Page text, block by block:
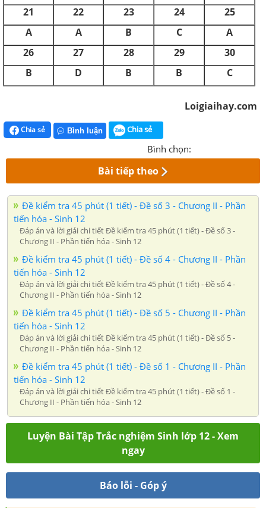
21
22 23 24
25
A
A B C
A
26
27 28 29
30
B
D B B C
Loigiaihay.com
Chia sẻ Bình luận Chia sẻ
Bình chọn:
Bài tiếp theo
Đề kiểm tra 45 phút (1 tiết) - Đề số 3 - Chương II - Phần
tiến hóa - Sinh 12
Đáp án và lời giải chi tiết Đề kiểm tra 45 phút (1 tiết) - Đề số 3 -
Chương II - Phần tiến hóa - Sinh 12
Đề kiểm tra 45 phút (1 tiết) - Đề số 4 - Chương II - Phần
tiến hóa - Sinh 12
Đáp án và lời giải chi tiết Đề kiểm tra 45 phút (1 tiết) - Đề số 4 -
Chương II - Phần tiến hóa - Sinh 12
Đề kiểm tra 45 phút (1 tiết) - Đề số 5 - Chương II - Phần
tiến hóa - Sinh 12
Đáp án và lời giải chi tiết Đề kiểm tra 45 phút (1 tiết) - Đề số 5 -
Chương II - Phần tiến hóa - Sinh 12
Đề kiểm tra 45 phút (1 tiết) - Đề số 1 - Chương II - Phần
tiến hóa - Sinh 12
Đáp án và lời giải chi tiết Đề kiểm tra 45 phút (1 tiết) - Đề số 1 -
Chương II - Phần tiến hóa - Sinh 12
Luyện Bài Tập Trắc nghiệm Sinh lớp 12 - Xem
ngay
Báo lỗi - Góp ý